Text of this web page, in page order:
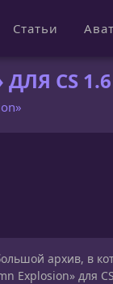
Статьи
CS 1.6
архив, в
Explosion» для